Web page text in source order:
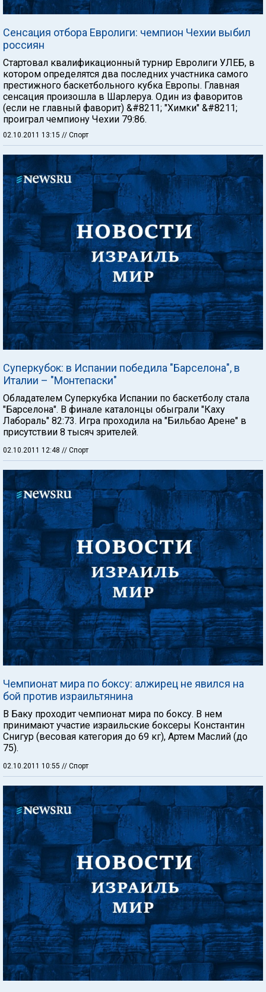
Сенсация отбора Евролиги: чемпион Чехии выбил
россиян
Стартовал квалификационный турнир Евролиги УЛЕБ, в
котором определятся два последних участника самого
престижного баскетбольного кубка Европы. Главная
сенсация произошла в Шарлеруа. Один из фаворитов
(если не главный фаворит) &#8211; "Химки" &#8211;
проиграл чемпиону Чехии 79:86.
02.10.2011 13:15 // Спорт
Суперкубок: в Испании победила "Барселона", в
Италии – "Монтепаски"
Обладателем Суперкубка Испании по баскетболу стала
"Барселона". В финале каталонцы обыграли "Каху
Лабораль" 82:73. Игра проходила на "Бильбао Арене" в
присутствии 8 тысяч зрителей.
02.10.2011 12:48 // Спорт
Чемпионат мира по боксу: алжирец не явился на
бой против израильтянина
В Баку проходит чемпионат мира по боксу. В нем
принимают участие израильские боксеры Константин
Снигур (весовая категория до 69 кг), Артем Маслий (до
75).
02.10.2011 10:55 // Спорт